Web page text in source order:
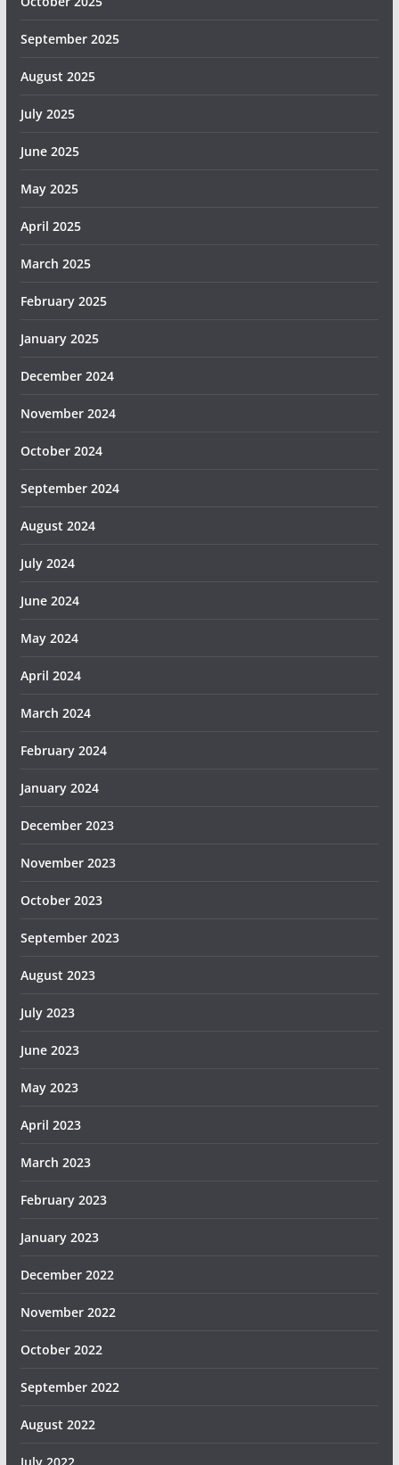
September 2025
August 2025
July 2025
June 2025
May 2025
April 2025
March 2025
February 2025
January 2025
December 2024
November 2024
October 2024
September 2024
August 2024
July 2024
June 2024
May 2024
April 2024
March 2024
February 2024
January 2024
December 2023
November 2023
October 2023
September 2023
August 2023
July 2023
June 2023
May 2023
April 2023
March 2023
February 2023
January 2023
December 2022
November 2022
October 2022
September 2022
August 2022